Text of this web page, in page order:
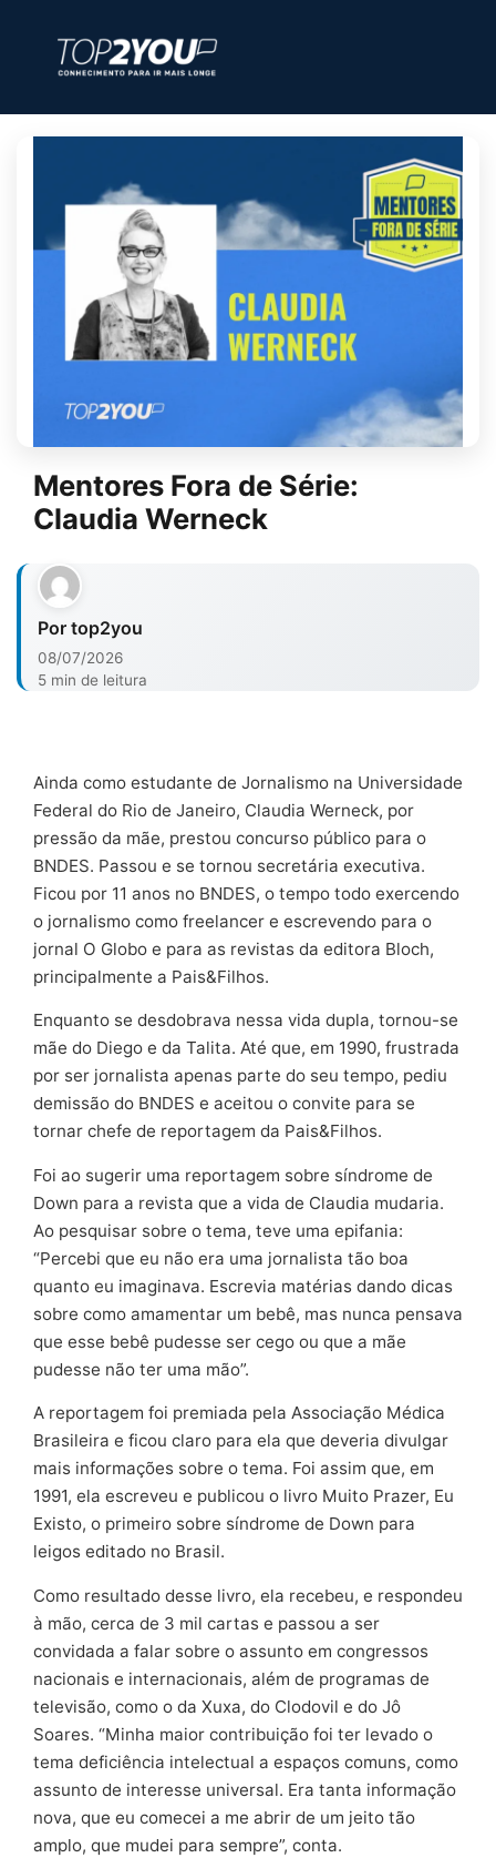
Mentores Fora de Série:
Claudia Werneck
Por top2you
08/07/2026
5 min de leitura
Ainda como estudante de Jornalismo na Universidade
Federal do Rio de Janeiro, Claudia Werneck, por
pressão da mãe, prestou concurso público para o
BNDES. Passou e se tornou secretária executiva.
Ficou por 11 anos no BNDES, o tempo todo exercendo
o jornalismo como freelancer e escrevendo para o
jornal O Globo e para as revistas da editora Bloch,
principalmente a Pais&Filhos.
Enquanto se desdobrava nessa vida dupla, tornou-se
mãe do Diego e da Talita. Até que, em 1990, frustrada
por ser jornalista apenas parte do seu tempo, pediu
demissão do BNDES e aceitou o convite para se
tornar chefe de reportagem da Pais&Filhos.
Foi ao sugerir uma reportagem sobre síndrome de
Down para a revista que a vida de Claudia mudaria.
Ao pesquisar sobre o tema, teve uma epifania:
“Percebi que eu não era uma jornalista tão boa
quanto eu imaginava. Escrevia matérias dando dicas
sobre como amamentar um bebê, mas nunca pensava
que esse bebê pudesse ser cego ou que a mãe
pudesse não ter uma mão”.
A reportagem foi premiada pela Associação Médica
Brasileira e ficou claro para ela que deveria divulgar
mais informações sobre o tema. Foi assim que, em
1991, ela escreveu e publicou o livro Muito Prazer, Eu
Existo, o primeiro sobre síndrome de Down para
leigos editado no Brasil.
Como resultado desse livro, ela recebeu, e respondeu
à mão, cerca de 3 mil cartas e passou a ser
convidada a falar sobre o assunto em congressos
nacionais e internacionais, além de programas de
televisão, como o da Xuxa, do Clodovil e do Jô
Soares. “Minha maior contribuição foi ter levado o
tema deficiência intelectual a espaços comuns, como
assunto de interesse universal. Era tanta informação
nova, que eu comecei a me abrir de um jeito tão
amplo, que mudei para sempre”, conta.